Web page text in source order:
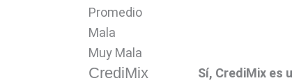
Promedio
Mala
Muy Mala
CrediMix
Sí, CrediMix es